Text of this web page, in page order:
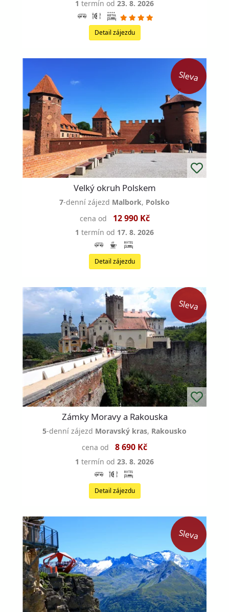
1 termín od 23. 8. 2026
Detail zájezdu
Velký okruh Polskem
7-denní zájezd Malbork, Polsko
cena od
12 990 Kč
1 termín od 17. 8. 2026
Detail zájezdu
Zámky Moravy a Rakouska
5-denní zájezd Moravský kras, Rakousko
cena od
8 690 Kč
1 termín od 23. 8. 2026
Detail zájezdu